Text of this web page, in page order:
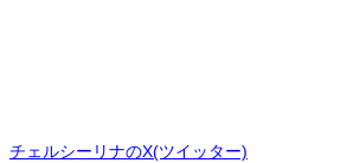
チェルシーリナのX(ツイッター)